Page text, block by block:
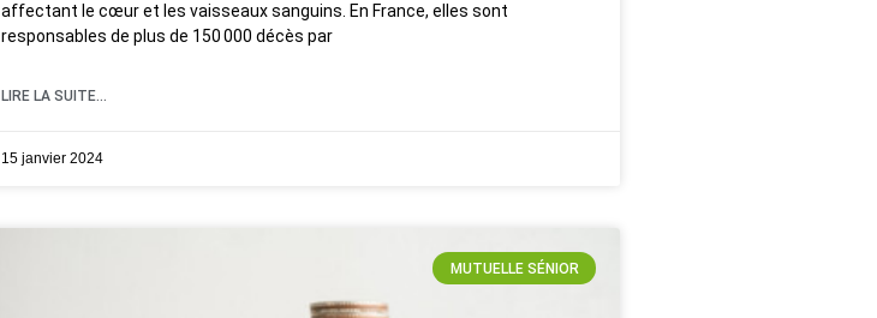
affectant le cœur et les vaisseaux sanguins. En France, elles sont
responsables de plus de 150 000 décès par
LIRE LA SUITE...
15 janvier 2024
MUTUELLE SÉNIOR